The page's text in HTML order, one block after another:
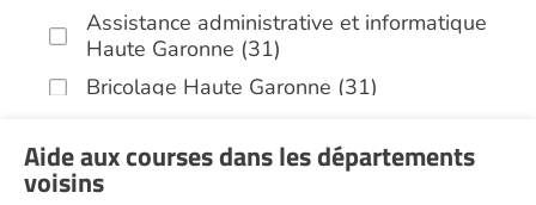
Assistance administrative et informatique
Haute Garonne (31)
Bricolage Haute Garonne (31)
Hospitalisation à domicile Haute Garonne
(31)
Aide aux courses dans les départements
voisins